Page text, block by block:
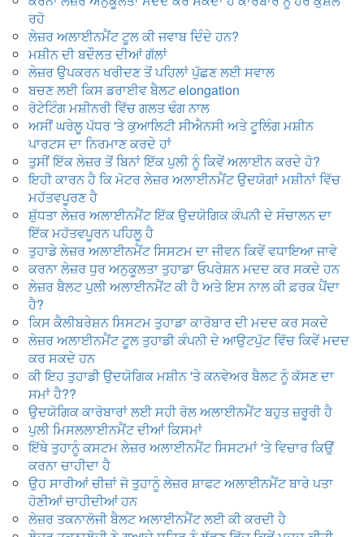
ਰਹੋ
ਲੇਜ਼ਰ ਅਲਾਈਨਮੈਂਟ ਟੂਲ ਕੀ ਜਵਾਬ ਦਿੰਦੇ ਹਨ?
ਮਸ਼ੀਨ ਦੀ ਬਦੌਲਤ ਦੀਆਂ ਗੱਲਾਂ
ਲੇਜ਼ਰ ਉਪਕਰਨ ਖਰੀਦਣ ਤੋਂ ਪਹਿਲਾਂ ਪੁੱਛਣ ਲਈ ਸਵਾਲ
ਬਚਣ ਲਈ ਕਿਸ ਡਰਾਈਵ ਬੈਲਟ elongation
ਰੋਟੇਟਿੰਗ ਮਸ਼ੀਨਰੀ ਵਿੱਚ ਗਲਤ ਢੰਗ ਨਾਲ
ਅਸੀਂ ਘਰੇਲੂ ਪੱਧਰ 'ਤੇ ਕੁਆਲਿਟੀ ਸੀਐਨਸੀ ਅਤੇ ਟੂਲਿੰਗ ਮਸ਼ੀਨ
ਪਾਰਟਸ ਦਾ ਨਿਰਮਾਣ ਕਰਦੇ ਹਾਂ
ਤੁਸੀਂ ਇੱਕ ਲੇਜ਼ਰ ਤੋਂ ਬਿਨਾਂ ਇੱਕ ਪੁਲੀ ਨੂੰ ਕਿਵੇਂ ਅਲਾਈਨ ਕਰਦੇ ਹੋ?
ਇਹੀ ਕਾਰਨ ਹੈ ਕਿ ਮੋਟਰ ਲੇਜ਼ਰ ਅਲਾਈਨਮੈਂਟ ਉਦਯੋਗਾਂ ਮਸ਼ੀਨਾਂ ਵਿੱਚ
ਮਹੱਤਵਪੂਰਣ ਹੈ
ਸ਼ੁੱਧਤਾ ਲੇਜ਼ਰ ਅਲਾਈਨਮੈਂਟ ਇੱਕ ਉਦਯੋਗਿਕ ਕੰਪਨੀ ਦੇ ਸੰਚਾਲਨ ਦਾ
ਇੱਕ ਮਹੱਤਵਪੂਰਨ ਪਹਿਲੂ ਹੈ
ਤੁਹਾਡੇ ਲੇਜ਼ਰ ਅਲਾਈਨਮੈਂਟ ਸਿਸਟਮ ਦਾ ਜੀਵਨ ਕਿਵੇਂ ਵਧਾਇਆ ਜਾਵੇ
ਕਰਨਾ ਲੇਜ਼ਰ ਧੁਰ ਅਨੁਕੂਲਤਾ ਤੁਹਾਡਾ ਓਪਰੇਸ਼ਨ ਮਦਦ ਕਰ ਸਕਦੇ ਹਨ
ਲੇਜ਼ਰ ਬੈਲਟ ਪੁਲੀ ਅਲਾਈਨਮੈਂਟ ਕੀ ਹੈ ਅਤੇ ਇਸ ਨਾਲ ਕੀ ਫ਼ਰਕ ਪੈਂਦਾ
ਹੈ?
ਕਿਸ ਕੈਲੀਬਰੇਸ਼ਨ ਸਿਸਟਮ ਤੁਹਾਡਾ ਕਾਰੋਬਾਰ ਦੀ ਮਦਦ ਕਰ ਸਕਦੇ
ਲੇਜ਼ਰ ਅਲਾਈਨਮੈਂਟ ਟੂਲ ਤੁਹਾਡੀ ਕੰਪਨੀ ਦੇ ਆਉਟਪੁੱਟ ਵਿੱਚ ਕਿਵੇਂ ਮਦਦ
ਕਰ ਸਕਦੇ ਹਨ
ਕੀ ਇਹ ਤੁਹਾਡੀ ਉਦਯੋਗਿਕ ਮਸ਼ੀਨ 'ਤੇ ਕਨਵੇਅਰ ਬੈਲਟ ਨੂੰ ਕੱਸਣ ਦਾ
ਸਮਾਂ ਹੈ??
ਉਦਯੋਗਿਕ ਕਾਰੋਬਾਰਾਂ ਲਈ ਸਹੀ ਰੋਲ ਅਲਾਈਨਮੈਂਟ ਬਹੁਤ ਜ਼ਰੂਰੀ ਹੈ
ਪੁਲੀ ਮਿਸਲਲਾਈਨਮੈਂਟ ਦੀਆਂ ਕਿਸਮਾਂ
ਇੱਥੇ ਤੁਹਾਨੂੰ ਕਸਟਮ ਲੇਜ਼ਰ ਅਲਾਈਨਮੈਂਟ ਸਿਸਟਮਾਂ 'ਤੇ ਵਿਚਾਰ ਕਿਉਂ
ਕਰਨਾ ਚਾਹੀਦਾ ਹੈ
ਉਹ ਸਾਰੀਆਂ ਚੀਜ਼ਾਂ ਜੋ ਤੁਹਾਨੂੰ ਲੇਜ਼ਰ ਸ਼ਾਫਟ ਅਲਾਈਨਮੈਂਟ ਬਾਰੇ ਪਤਾ
ਹੋਣੀਆਂ ਚਾਹੀਦੀਆਂ ਹਨ
ਲੇਜ਼ਰ ਤਕਨਾਲੋਜੀ ਬੈਲਟ ਅਲਾਈਨਮੈਂਟ ਲਈ ਕੀ ਕਰਦੀ ਹੈ